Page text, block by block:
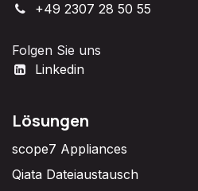
+49 2307 28 50 55
Folgen Sie uns
Linkedin
Lösungen
scope7 Appliances
Qiata Dateiaustausch